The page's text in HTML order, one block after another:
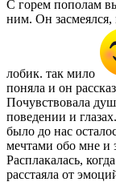
С горем пополам
ним. Он засмеялся,
лобик. так мило
поняла и он
Почувствовала
поведении и
было до нас
мечтами обо мне и
Расплакалась,
расстаяла от